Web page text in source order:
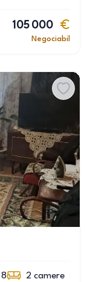
105 000
Negociabil
2 camere